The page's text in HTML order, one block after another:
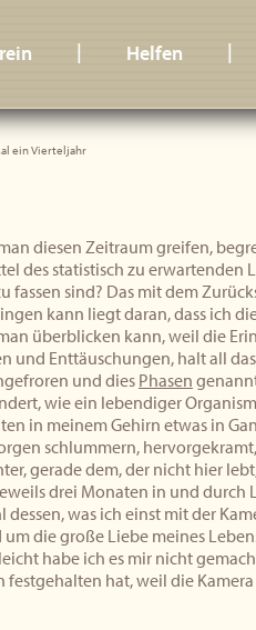
| Helfen |
ein Vierteljahr
diesen Zeitraum greifen,
des statistisch zu erwartenden
fassen sind? Das mit dem
kann liegt daran, dass ich
überblicken kann, weil die
und Enttäuschungen, halt all
und dies Phasen
wie ein lebendiger
in meinem Gehirn etwas in
schlummern,
gerade dem, der nicht hier
drei Monaten in und durch
was ich einst mit der
die große Liebe meines
habe ich es mir nicht
hat, weil die